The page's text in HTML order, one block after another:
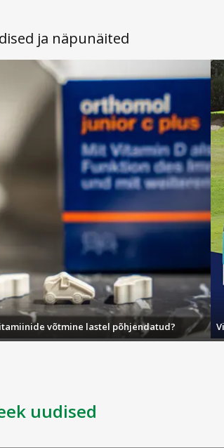
ja näpunäited
võtmine lastel põhjendatud?
uudised